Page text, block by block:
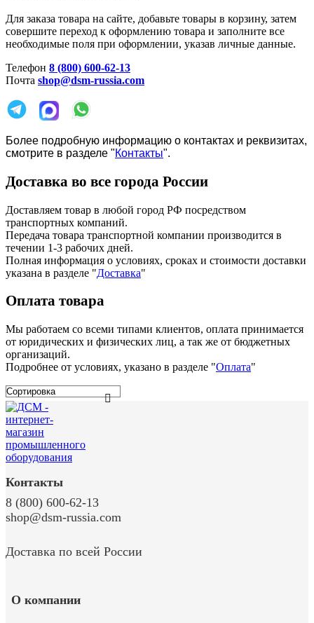
Для заказа товара на сайте, добавьте товары в корзину, затем
совершите переход к оформлению товара и заполните все
необходимые поля при оформлении, указав личные данные.
Телефон 8 (800) 600-62-13
Почта shop@dsm-russia.com
Более подробную информацию о контактах и реквизитах,
смотрите в разделе "Контакты".
Доставка во все города России
Доставляем товар в любой город РФ посредством
транспортных компаний.
Передача товара транспортной компании производится в
течении 1-3 рабочих дней.
Полная информация о условиях, сроках и стоимости доставки
указана в разделе "Доставка"
Оплата товара
Мы работаем со всеми типами клиентов, оплата принимается
от юридических и физических лиц, а так же от бюджетных
организаций.
Подробнее от условиях, указано в разделе "Оплата"
О компании
Контакты
8 (800) 600-62-13
shop@dsm-russia.com
Доставка по всей России